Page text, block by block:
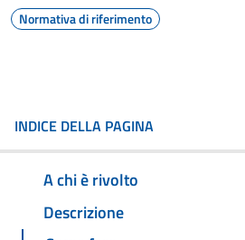
Normativa di riferimento
INDICE DELLA PAGINA
A chi è rivolto
Descrizione